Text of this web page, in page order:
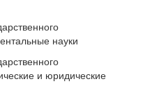
науки
и юридические